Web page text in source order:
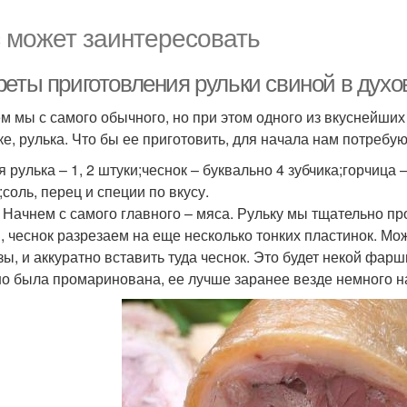
заинтересовать
приготовления рульки свиной в
мы с самого обычного, но при этом одного из
рулька. Что бы ее приготовить, для начала нам
рулька – 1, 2 штуки;чеснок – буквально 4
перец и специи по вкусу.
с самого главного – мяса. Рульку мы тщательно
чеснок разрезаем на еще несколько тонких пластинок.
и аккуратно вставить туда чеснок. Это будет некой
была промаринована, ее лучше заранее везде немного